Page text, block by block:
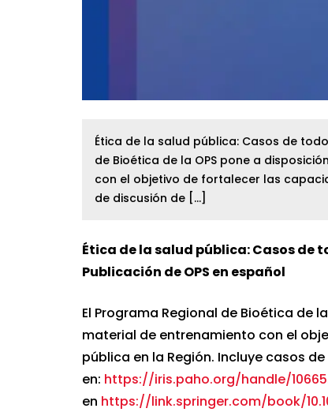
Ética de la salud pública: Casos de
de Bioética de la OPS pone a
con el objetivo de fortalecer las
de discusión de […]
Ética de la salud pública: Casos de
Publicación de OPS en español
El Programa Regional de Bioética de
material de entrenamiento con el
pública en la Región. Incluye casos
en: https://iris.paho.org/handle/
en https://link.springer.com/book/